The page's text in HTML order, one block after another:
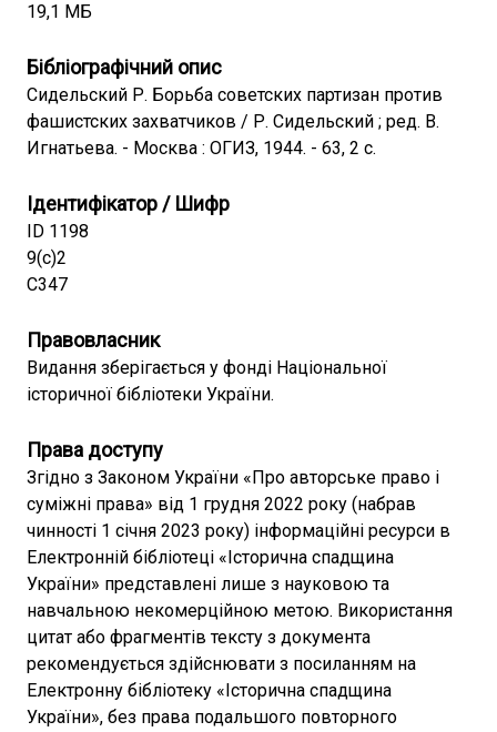
19,1 МБ
Бібліографічний опис
Сидельский Р. Борьба советских партизан против
фашистских захватчиков / Р. Сидельский ; ред. В.
Игнатьева. - Москва : ОГИЗ, 1944. - 63, 2 с.
Ідентифікатор / Шифр
ID 1198
9(с)2
С347
Правовласник
Видання зберігається у фонді Національної
історичної бібліотеки України.
Права доступу
Згідно з Законом України «Про авторське право і
суміжні права» від 1 грудня 2022 року (набрав
чинності 1 січня 2023 року) інформаційні ресурси в
Електронній бібліотеці «Історична спадщина
України» представлені лише з науковою та
навчальною некомерційною метою. Використання
цитат або фрагментів тексту з документа
рекомендується здійснювати з посиланням на
Електронну бібліотеку «Історична спадщина
України», без права подальшого повторного